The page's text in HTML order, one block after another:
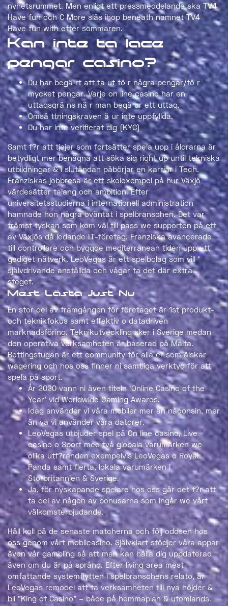
nyhetsrummet. Men enligt ett pressmeddelande ska TV4
Have fun och C More slås ihop beneath namnet TV4
Have fun with efter sommaren.
Kan inte ta lace
pengar casino?
Du har begä rt att ta ut fö r några pengar/fö r
mycket pengar. Varje on line casino har en
uttagsgrä ns nä r man begä ur ett uttag.
Omsä ttningskraven ä ur inte uppfyllda.
Du har inte verifierat dig (KYC)
Samt f?r att tjejer som fortsätter spela upp i åldrarna är
betydligt mer benägna att söka sig right up until tekniska
utbildningar & i slutändan påbörjar en karriär i Tech.
Franziskas jobbresa är ett skolexempel på hur Växjö
värdesätter talang och ambition. Efter
universitetsstudierna i internationell administration
hamnade hon några oväntat i spelbranschen. Det var
främst tyskan som kom väl till pass we supporten på ett
av Växjös då ledande IT-företag. Franziska avancerade
till controllare och byggde mediterranean tiden upp ett
gediget nätverk. LeoVegas är ett spelbolag som vill ‘
självdrivande anställda och vågar ta det där extra
steget.
Mest Lästa Just Nu
En stor del av framgången för företaget är 1st produkt-
och teknikfokus samt effektiv o datadriven
marknadsföring. Teknikutveckling sker i Sverige medan
den operativa verksamheten är baserad på Malta.
Bettingstugan är ett community för alla er som älskar
wagering och hos oss finner ni samtliga verktyg för att
spela på sport.
År 2020 vann ni även titeln ‘Online Casino of the
Year’ vid Worldwide Gaming Awards.
Idag använder vi våra mobiler mer än någonsin, mer
än va vi använder våra datorer.
LeoVegas utbjuder spel på On line casino, Live
casino o Sport med två globala varumärken we
olika utf?randen exempelvis LeoVegas o Royal
Panda samt flerta, lokala varumärken i
Storbritannien & Sverige.
Ja, för nyskapande spelare hos oss går det f?r att
ta del av någon av bonusarna som ingår we vårt
välkomsterbjudande.
Håll koll på de senaste matcherna och följ oddsen hos
oss genom vårt mobilcasino. Självklart stödjer våra appar
även vår gambling så att man kan hålla dig uppdaterad
även om du är på språng. Efter living area mest
omfattande systemflytten i spelbranschens relato, är
LeoVegas remodel att ta verksamheten till nya höjder &
bli ”King of Casino” – både på hemmaplan & utomlands.